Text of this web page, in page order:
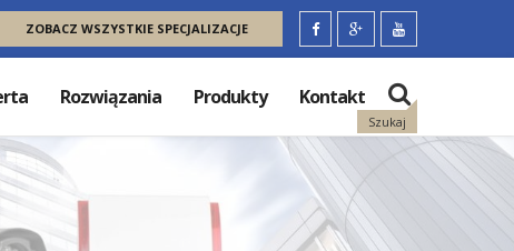
ZOBACZ WSZYSTKIE SPECJALIZACJE
Szukaj
Rozwiązania Produkty Kontakt